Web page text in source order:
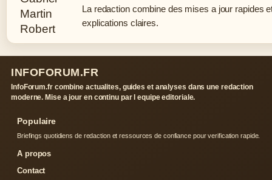
La redaction combine des mises a jour rapides
explications claires.
INFOFORUM.FR
InfoForum.fr combine actualites, guides et analyses dans une redaction
moderne. Mise a jour en continu par l equipe editoriale.
Populaire
Briefings quotidiens de redaction et ressources de confiance pour verification rapide.
A propos
Contact